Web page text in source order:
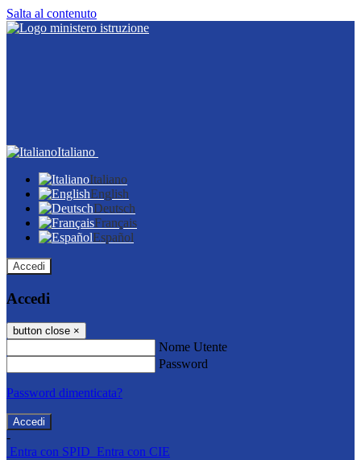
Salta al contenuto
Italiano
Italiano
English
Deutsch
Français
Español
Accedi
Accedi
button close ×
Nome Utente
Password
Password dimenticata?
-
Entra con SPID Entra con CIE